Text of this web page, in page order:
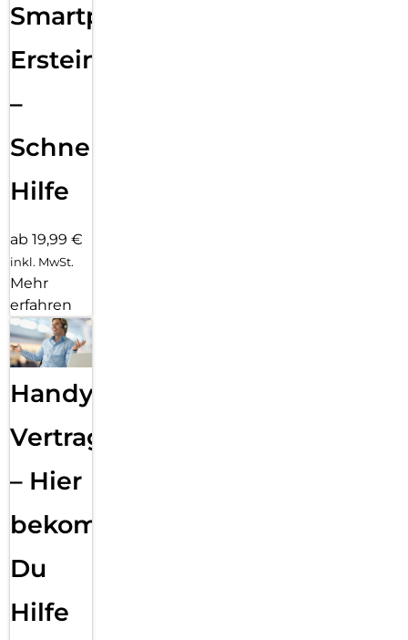
Smartphone
Ersteinrichtung
–
Schnelle
Hilfe
ab 19,99 €
inkl. MwSt.
Mehr
erfahren
Handy
Vertragsabwicklung
– Hier
bekommst
Du
Hilfe